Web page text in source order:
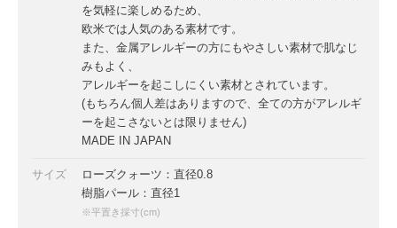
を気軽に楽しめるため、
欧米では人気のある素材です。
また、金属アレルギーの方にもやさしい素材で肌なじ
みもよく、
アレルギーを起こしにくい素材とされています。
(もちろん個人差はありますので、全ての方がアレルギ
ーを起こさないとは限りません)
MADE IN JAPAN
サイズ
ローズクォーツ：直径0.8
樹脂パール：直径1
※平置き採寸(cm)